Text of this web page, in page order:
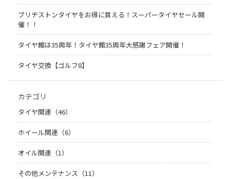
ブリヂストンタイヤをお得に買える！スーパータイヤセール開
催！！
タイヤ館は35周年！タイヤ館35周年大感謝フェア開催！
タイヤ交換【ゴルフ8】
カテゴリ
タイヤ関連（46）
ホイール関連（6）
オイル関連（1）
その他メンテナンス（11）